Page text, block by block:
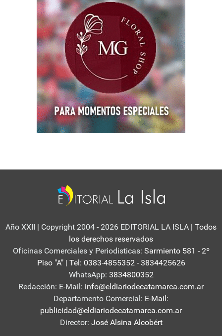
Año XXII | Copyright 2004 - 2026 EDITORIAL LA ISLA | Todos
los derechos reservados
Oficinas Comerciales y Periodisticas: Sarmiento 581 - 2º
Piso "A" | Tel: 0383-4855352 - 3834425626
WhatsApp: 3834800352
Redacción: E-Mail: info@eldiariodecatamarca.com.ar
Departamento Comercial: E-Mail:
publicidad@eldiariodecatamarca.com.ar
Director: José Alsina Alcobért